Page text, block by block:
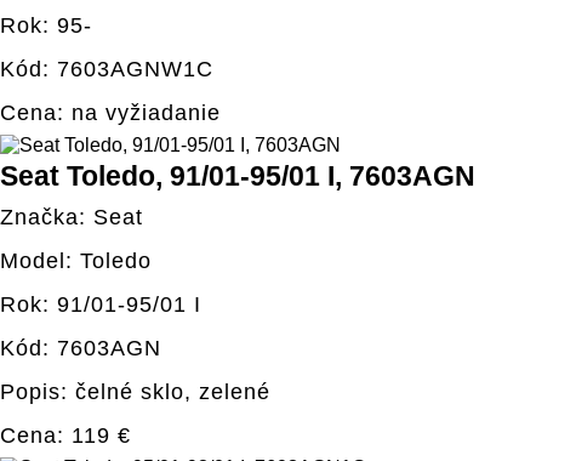
Rok: 95-
Kód: 7603AGNW1C
Cena: na vyžiadanie
Seat Toledo, 91/01-95/01 I, 7603AGN
Značka: Seat
Model: Toledo
Rok: 91/01-95/01 I
Kód: 7603AGN
Popis: čelné sklo, zelené
Cena: 119 €